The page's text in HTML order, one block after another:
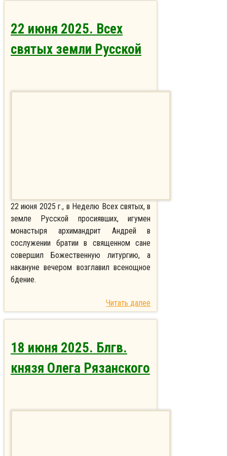
22 июня 2025. Всех
святых земли Русской
22 июня 2025 г., в Неделю Всех святых, в
земле Русской просиявших, игумен
монастыря архимандрит Андрей в
сослужении братии в священном сане
совершил Божественную литургию, а
накануне вечером возглавил всенощное
бдение.
Читать далее
18 июня 2025. Блгв.
князя Олега Рязанского